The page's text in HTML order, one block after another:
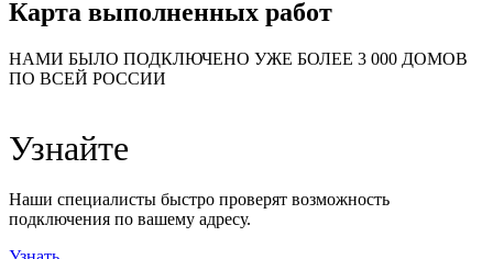
Карта выполненных работ
НАМИ БЫЛО ПОДКЛЮЧЕНО УЖЕ БОЛЕЕ 3 000 ДОМОВ
ПО ВСЕЙ РОССИИ
57
29
99
48
Узнайте
Наши специалисты быстро проверят возможность
подключения по вашему адресу.